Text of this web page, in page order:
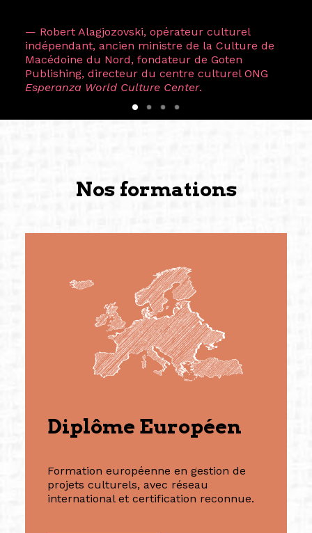
— Robert Alagjozovski, opérateur culturel
indépendant, ancien ministre de la Culture de
Macédoine du Nord, fondateur de Goten
Publishing, directeur du centre culturel ONG
Esperanza World Culture Center.
Nos formations
Diplôme Européen
Formation européenne en gestion de
projets culturels, avec réseau
international et certification reconnue.